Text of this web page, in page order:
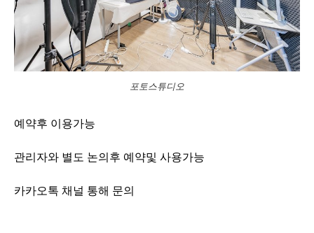
포토스튜디오
예약후 이용가능
관리자와 별도 논의후 예약및 사용가능
카카오톡 채널 통해 문의